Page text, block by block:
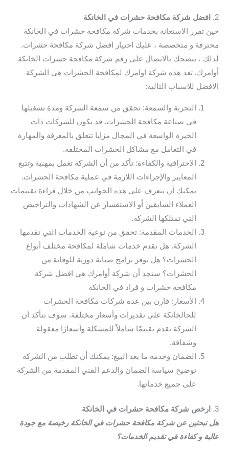
2.
افضل شركة مكافحة حشرات في الخانكة
حين تقرر الاستعانة بخدمات شركة مكافحة حشرات في الخانكة
محترفة و متخصصة ، عليك اختيار افضل شركة مكافحة حشرات.
لذلك ، ننصحك بالاتصال على رقم شركة مكافحة حشرات الخانكة
أوامرك. تعد هذه شركة اوامرك لمكافحة الحشرات هي الشركة
الافضل للاسباب التالية:
التجربة والسمعة: تحقق من سمعة الشركة ومدة تشغيلها
في صناعة مكافحة الحشرات. قد يكون للشركات ذات
الخبرة الواسعة في المجال مزايا تتعلق بالمعرفة والمهارة
في التعامل مع مشاكل الحشرات المختلفة.
الاحترافية والكفاءة: تأكد من أن الشركة تعمل بمهنية وتتبع
المعايير والإجراءات اللازمة في عملية مكافحة الحشرات.
يمكنك أن تتعرف على هذه الجوانب من خلال قراءة تقييمات
العملاء السابقين أو الاستفسار عن الشهادات والتراخيص
التي تمتلكها الشركة.
الخدمات المقدمة: تحقق من نوعية الخدمات التي تقدمها
الشركة. هل تقدم خدمات شاملة لمكافحة مختلف أنواع
الحشرات؟ هل توفر برامج صيانة دورية للوقاية من
الحشرات؟ ستجد أن شركة أوامرك هي افضل شركة
مكافحة حشرات و قراد في الخانكة
الأسعار: قارن بين عدة شركات مكافحة الحشرات
للحالخانكة على تقديرات وأسعار مختلفة. سوف تتأكد أن
الشركة تقدم تقييمًا شاملاً للمشكلة وأسعارًا معقولة
وشفافة.
الضمان وخدمة ما بعد البيع: يمكنك أن تطلب من الشركة
توضيح سياسة الضمان والدعم الفني المقدمة من الشركة
على جميع خدماتها.
3.
ارخص شركة مكافحة حشرات في الخانكة
هل تبحثين عن شركة مكافحة حشرات في الخانكة رخيصة مع جودة
عالية و كفاءة في تقديم الخدمات؟